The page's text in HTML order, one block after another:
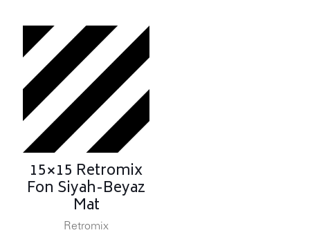
15×15 Retromix
Fon Siyah-Beyaz
Mat
Retromix